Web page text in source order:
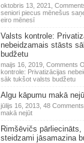
oktobris 13, 2021,
seniori piecus mēnešus
eiro mēnesī
Valsts kontrole:
nebeidzamais stāsts
budžetu
maijs 16, 2019, Comments
kontrole: Privatizācijas
sāk tukšot valsts budžetu
Algu kāpumu makā
jūlijs 16, 2013, 48 Comments
makā nejūt
Rimšēvičs pārliecināts,
steidzami jāsamazina